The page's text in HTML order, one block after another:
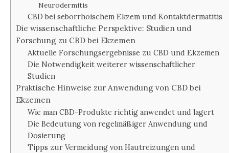
Neurodermitis
CBD bei seborrhoischem Ekzem und Kontaktdermatitis
Die wissenschaftliche Perspektive: Studien und
Forschung zu CBD bei Ekzemen
Aktuelle Forschungsergebnisse zu CBD und Ekzemen
Die Notwendigkeit weiterer wissenschaftlicher
Studien
Praktische Hinweise zur Anwendung von CBD bei
Ekzemen
Wie man CBD-Produkte richtig anwendet und lagert
Die Bedeutung von regelmäßiger Anwendung und
Dosierung
Tipps zur Vermeidung von Hautreizungen und